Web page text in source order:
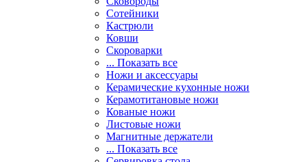
Сотейники
Кастрюли
Ковши
Скороварки
... Показать все
Ножи и аксессуары
Керамические кухонные ножи
Керамотитановые ножи
Кованые ножи
Листовые ножи
Магнитные держатели
... Показать все